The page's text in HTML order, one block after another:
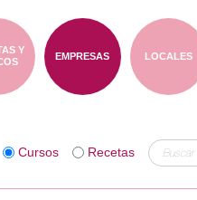
LOCALES
EMPRESAS
Y
Recetas
Cursos